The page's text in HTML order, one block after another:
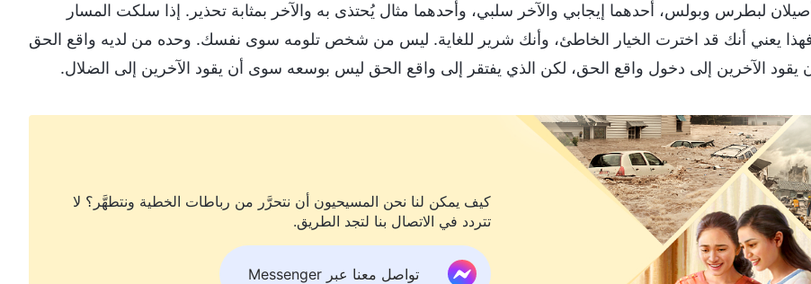
لبطرس وبولس، أحدهما إيجابي والآخر سلبي، وأحدهما مثال يُحتذى به والآخر بمثابة تحذير. إذا سلكت المسار
يعني أنك قد اخترت الخيار الخاطئ، وأنك شرير للغاية. ليس من شخص تلومه سوى نفسك. وحده من لديه واقع الحق
يقود الآخرين إلى دخول واقع الحق، لكن الذي يفتقر إلى واقع الحق ليس بوسعه سوى أن يقود الآخرين إلى الضلال.
كيف يمكن لنا نحن المسيحيون أن نتحرَّر من رباطات الخطية ونتطهَّر؟ لا
تتردد في الاتصال بنا لتجد الطريق.
تواصل معنا عبر Messenger